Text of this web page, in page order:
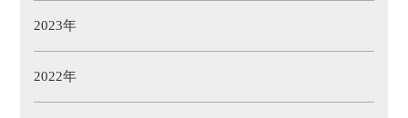
2023年
2022年